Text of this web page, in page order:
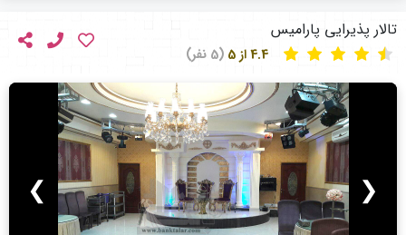
تالار پذیرایی پارامیس
(5 نفر)
❮
❯